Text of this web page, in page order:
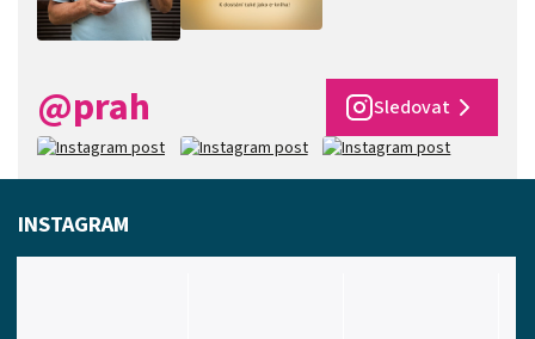
@prah Sledovat
INSTAGRAM